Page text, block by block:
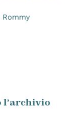
l’archivio